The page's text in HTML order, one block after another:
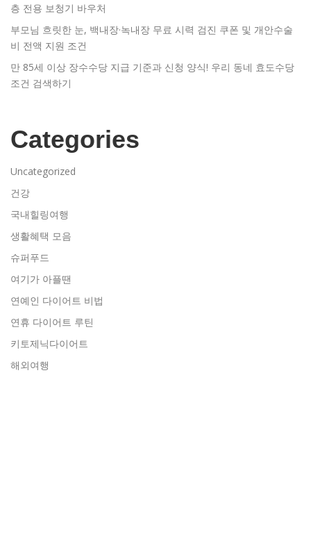
층 전용 보청기 바우처
부모님 흐릿한 눈, 백내장·녹내장 무료 시력 검진 쿠폰 및 개안수술
비 전액 지원 조건
만 85세 이상 장수수당 지급 기준과 신청 양식! 우리 동네 효도수당
조건 검색하기
Categories
Uncategorized
건강
국내힐링여행
생활혜택 모음
슈퍼푸드
여기가 아플땐
연예인 다이어트 비법
연휴 다이어트 루틴
키토제닉다이어트
해외여행